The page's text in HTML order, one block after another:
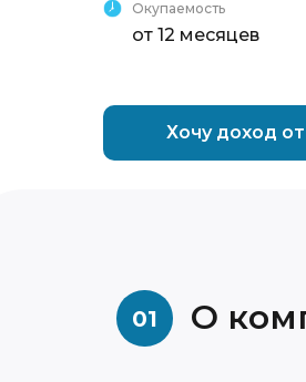
Окупаемость
от 12 месяцев
Хочу доход
О
01